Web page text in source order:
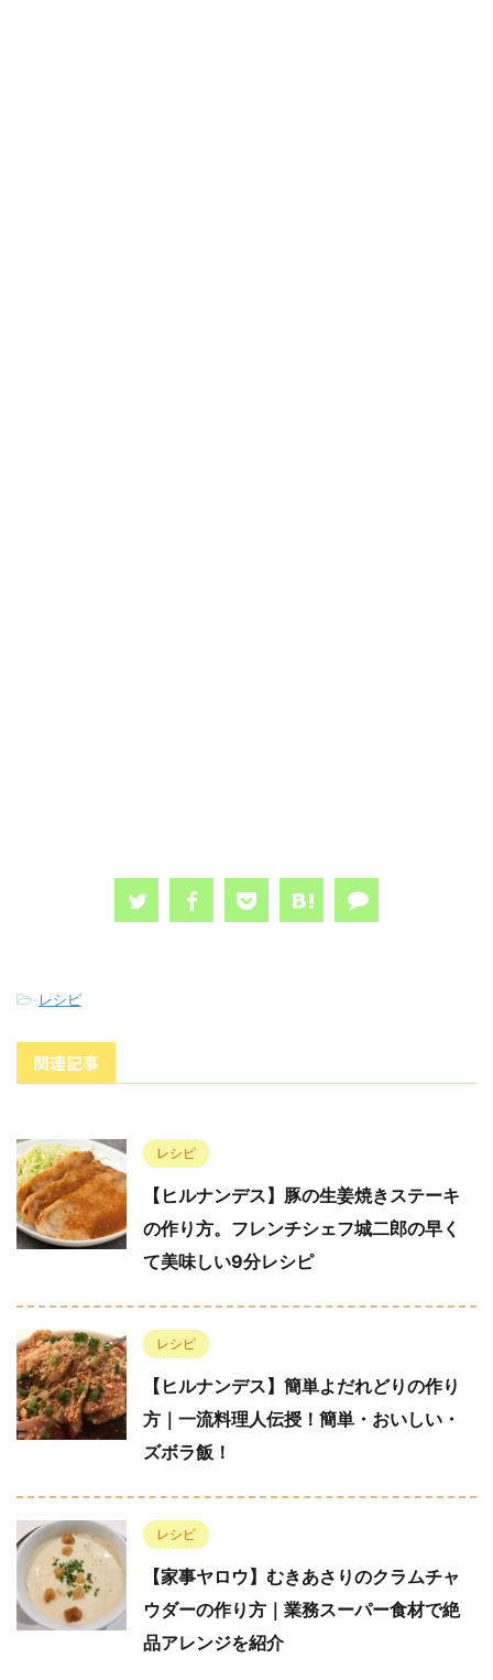
-レシピ
関連記事
レシピ
【ヒルナンデス】豚の生姜焼きステーキ
の作り方。フレンチシェフ城二郎の早く
て美味しい9分レシピ
レシピ
【ヒルナンデス】簡単よだれどりの作り
方｜一流料理人伝授！簡単・おいしい・
ズボラ飯！
レシピ
【家事ヤロウ】むきあさりのクラムチャ
ウダーの作り方｜業務スーパー食材で絶
品アレンジを紹介